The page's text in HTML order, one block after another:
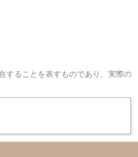
することを表すものであり、実際の